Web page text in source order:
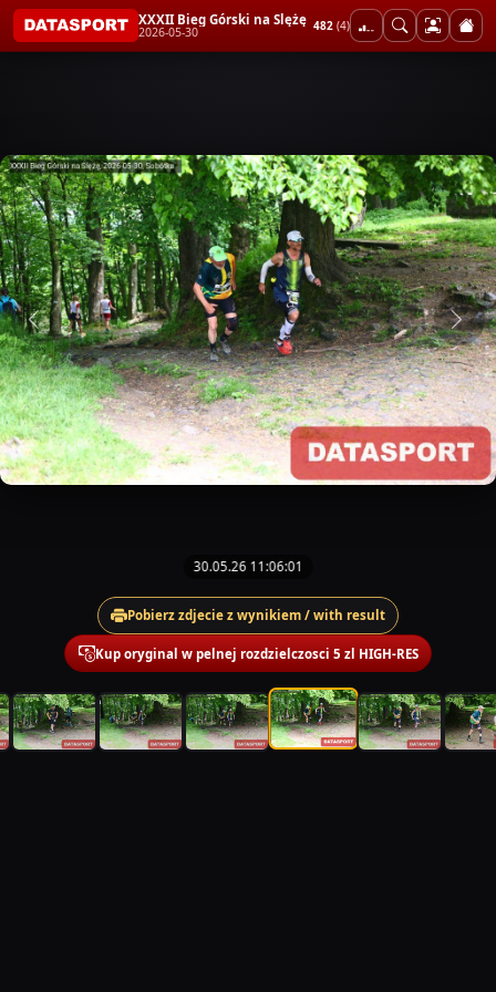
XXXII Bieg Górski na Ślężę
2026-05-30 482 (4)
30.05.26 11:06:01
Pobierz zdjecie z wynikiem / with result
Kup oryginal w pelnej rozdzielczosci 5 zl HIGH-RES